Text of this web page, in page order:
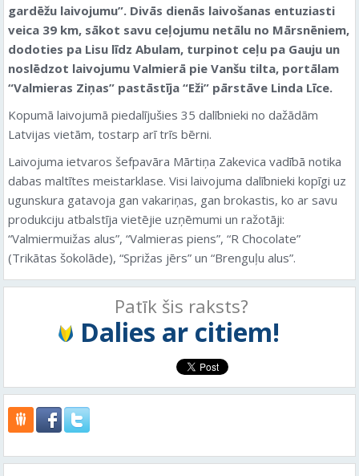
gardēžu laivojumu”. Divās dienās laivošanas entuziasti
veica 39 km, sākot savu ceļojumu netālu no Mārsnēniem,
dodoties pa Lisu līdz Abulam, turpinot ceļu pa Gauju un
noslēdzot laivojumu Valmierā pie Vanšu tilta, portālam
“Valmieras Ziņas” pastāstīja “Eži” pārstāve Linda Līce.
Kopumā laivojumā piedalījušies 35 dalībnieki no dažādām
Latvijas vietām, tostarp arī trīs bērni.
Laivojuma ietvaros šefpavāra Mārtiņa Zakevica vadībā notika
dabas maltītes meistarklase. Visi laivojuma dalībnieki kopīgi uz
ugunskura gatavoja gan vakariņas, gan brokastis, ko ar savu
produkciju atbalstīja vietējie uzņēmumi un ražotāji:
“Valmiermuižas alus”, “Valmieras piens”, “R Chocolate”
(Trikātas šokolāde), “Sprižas jērs” un “Brenguļu alus”.
Patīk šis raksts?
Dalies ar citiem!